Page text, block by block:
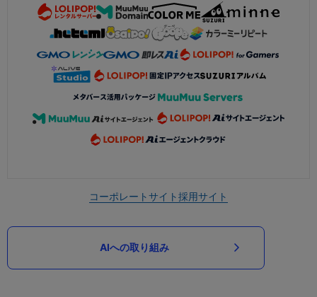
コーポレートサイト採用サイト
AIへの取り組み